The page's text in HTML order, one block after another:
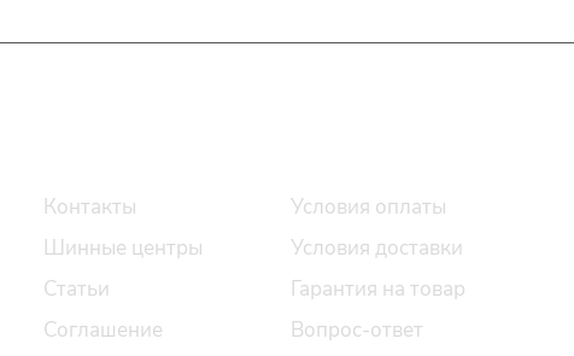
Контакты
Шинные центры
Статьи
Соглашение
Условия оплаты
Условия доставки
Гарантия на товар
Вопрос-ответ